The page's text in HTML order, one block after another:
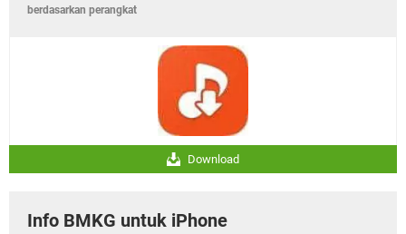
berdasarkan perangkat
Download
Info BMKG untuk iPhone